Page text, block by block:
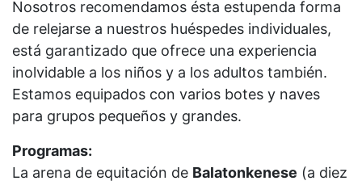
Nosotros recomendamos ésta estupenda forma
de relejarse a nuestros huéspedes individuales,
está garantizado que ofrece una experiencia
inolvidable a los niños y a los adultos también.
Estamos equipados con varios botes y naves
para grupos pequeños y grandes.
Programas:
La arena de equitación de Balatonkenese (a diez